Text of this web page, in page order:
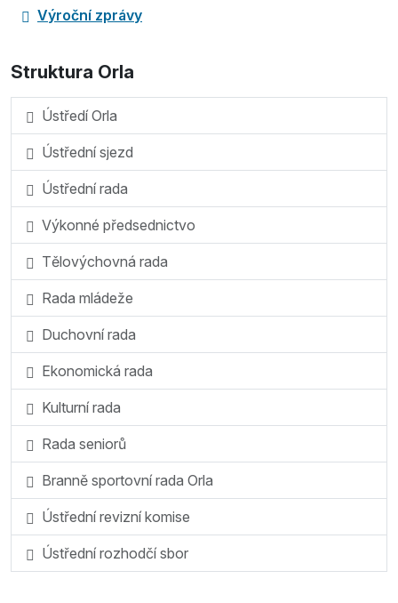
Výroční zprávy
Struktura Orla
Ústředí Orla
Ústřední sjezd
Ústřední rada
Výkonné předsednictvo
Tělovýchovná rada
Rada mládeže
Duchovní rada
Ekonomická rada
Kulturní rada
Rada seniorů
Branně sportovní rada Orla
Ústřední revizní komise
Ústřední rozhodčí sbor